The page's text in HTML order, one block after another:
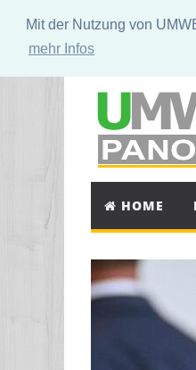
Mit der Nutzung von
mehr Infos
HOME